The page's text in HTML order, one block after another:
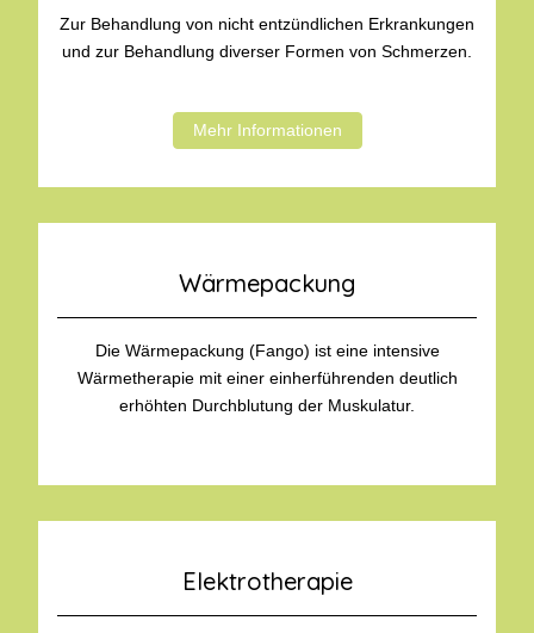
Zur Behandlung von nicht entzündlichen Erkrankungen
und zur Behandlung diverser Formen von Schmerzen.
Mehr Informationen
Wärmepackung
Die Wärmepackung (Fango) ist eine intensive
Wärmetherapie mit einer einherführenden deutlich
erhöhten Durchblutung der Muskulatur.
Elektrotherapie